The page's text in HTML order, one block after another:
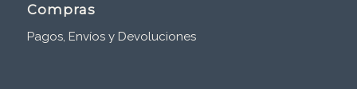
Compras
Pagos, Envíos y Devoluciones